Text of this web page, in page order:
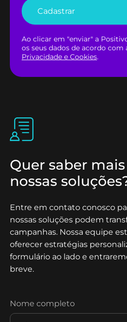
fornecendo dados em tempo
cuidadores. Isso facilita
tratamentos mais eficazes,
acessibilidade aos cuidados de
Automação A IoT também está revolucionando a
indústria, com a automação
antes que ocorram falhas e
eficiência operacional.
Cadastrar
Ao clicar em "enviar" a
os seus dados de acordo com
Privacidade e Cookies.
Quer saber
nossas
Entre em contato conosco
nossas soluções podem
campanhas. Nossa equipe
oferecer estratégias
formulário ao lado e
breve.
Nome completo